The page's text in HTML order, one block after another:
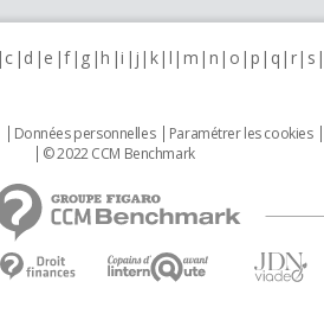
c d e f g h i j k l m n o p q r s
Données personnelles Paramétrer les cookies
© 2022 CCM Benchmark